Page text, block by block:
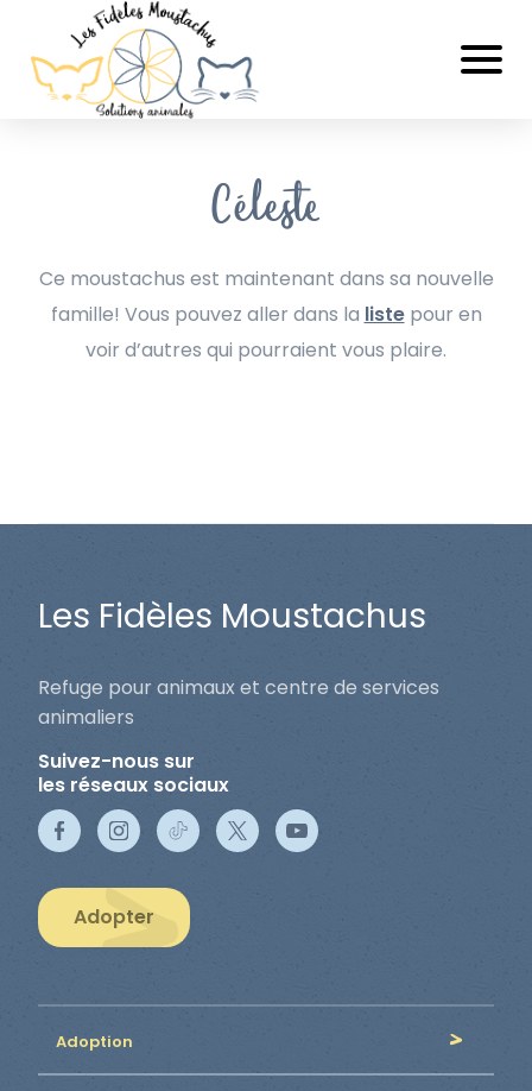
Céleste
Ce moustachus est maintenant dans sa nouvelle
famille! Vous pouvez aller dans la listepour en
voir d’autres qui pourraient vous plaire.
Les Fidèles Moustachus
Refuge pour animaux et centre de services
animaliers
Suivez-nous sur
les réseaux sociaux
Adopter
Adoption